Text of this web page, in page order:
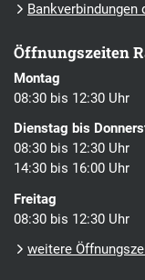
Bankverbindungen
Öffnungszeiten
Montag
08:30 bis 12:30 Uhr
Dienstag bis
08:30 bis 12:30 Uhr
14:30 bis 16:00 Uhr
Freitag
08:30 bis 12:30 Uhr
weitere